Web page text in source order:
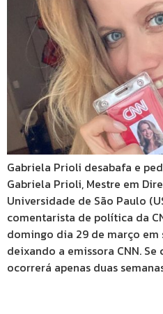
Gabriela Prioli desabafa e
Gabriela Prioli, Mestre em
Universidade de São Paulo
comentarista de política da
domingo dia 29 de março em
deixando a emissora CNN.
ocorrerá apenas duas